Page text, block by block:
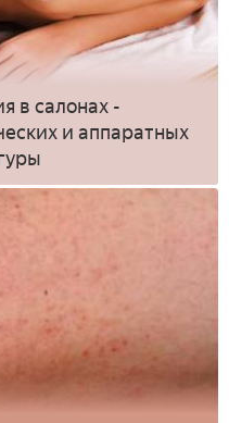
в салонах -
и аппаратных